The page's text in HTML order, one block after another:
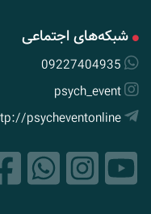
شبکه‌های اجتماعی
09227404935
psych_event
psycheventonline